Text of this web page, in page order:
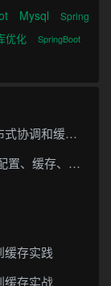
Mysql
Spring
优化 SpringBoot
存场景看选型
列化与常见坑
缓存实践
缓存实战